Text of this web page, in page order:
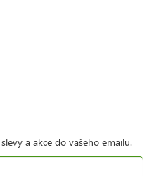
a akce do vašeho emailu.